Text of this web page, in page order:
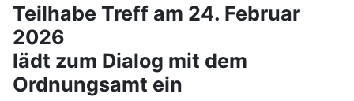
Teilhabe Treff am 24. Februar
2026
lädt zum Dialog mit dem
Ordnungsamt ein